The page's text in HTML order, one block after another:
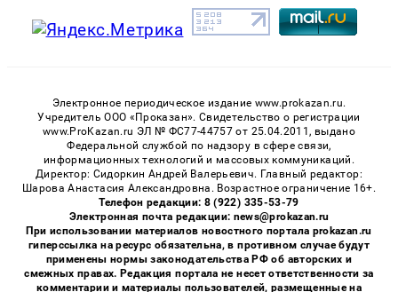
Электронное периодическое издание www.prokazan.ru.
Учредитель ООО «Проказан». Cвидетельство о регистрации
www.ProKazan.ru ЭЛ № ФС77-44757 от 25.04.2011, выдано
Федеральной службой по надзору в сфере связи,
информационных технологий и массовых коммуникаций.
Директор: Сидоркин Андрей Валерьевич. Главный редактор:
Шарова Анастасия Александровна. Возрастное ограничение 16+.
Телефон редакции: 8 (922) 335-53-79
Электронная почта редакции: news@prokazan.ru
При использовании материалов новостного портала prokazan.ru
гиперссылка на ресурс обязательна, в противном случае будут
применены нормы законодательства РФ об авторских и
смежных правах. Редакция портала не несет ответственности за
комментарии и материалы пользователей, размещенные на